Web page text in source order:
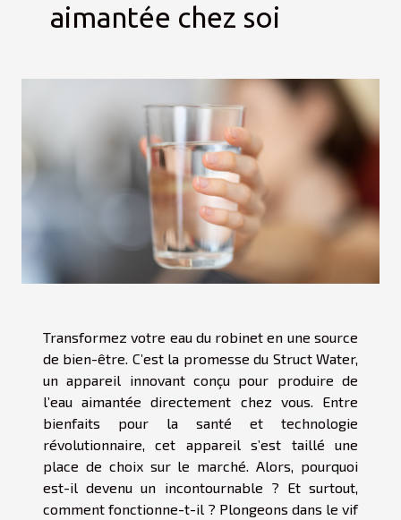
aimantée chez soi
Transformez votre eau du robinet en une source
de bien-être. C’est la promesse du Struct Water,
un appareil innovant conçu pour produire de
l’eau aimantée directement chez vous. Entre
bienfaits pour la santé et technologie
révolutionnaire, cet appareil s’est taillé une
place de choix sur le marché. Alors, pourquoi
est-il devenu un incontournable ? Et surtout,
comment fonctionne-t-il ? Plongeons dans le vif